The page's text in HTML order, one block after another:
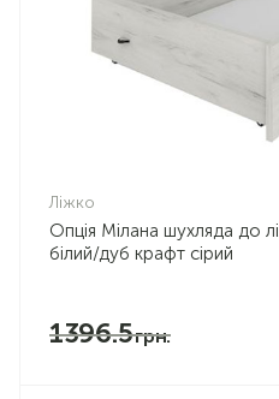
Ліжко
Опція Мілана шухляда до
білий/дуб крафт сірий
1396.5